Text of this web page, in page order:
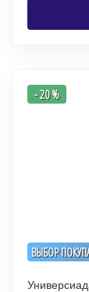
ВЫБОР
- 20 %